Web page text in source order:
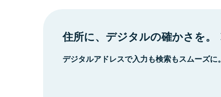
住所に、デジタルの確かさを。
デジタルアドレスで入力も検索もスムーズに。